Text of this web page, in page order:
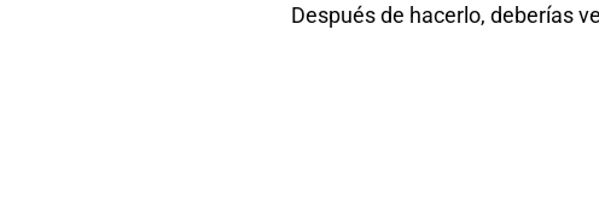
Después de hacerlo, deberías